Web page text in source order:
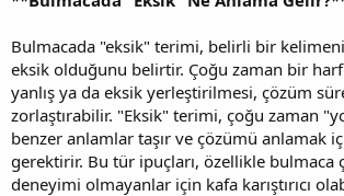
Bulmacada "eksik" terimi, belirli bir
eksik olduğunu belirtir. Çoğu zaman bir
yanlış ya da eksik yerleştirilmesi, çözüm
zorlaştırabilir. "Eksik" terimi, çoğu zaman
benzer anlamlar taşır ve çözümü anlamak
gerektirir. Bu tür ipuçları, özellikle bulmaca
deneyimi olmayanlar için kafa karıştırıcı